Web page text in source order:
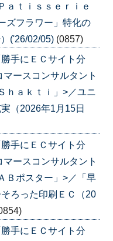
ｔｉｓｓｅｒｉｅ
ズフラワー」特化の
('26/02/05) (0857)
手にＥＣサイト分
ースコンサルタント
ａｋｔｉ」>／ユニ
（2026年1月15日
手にＥＣサイト分
ースコンサルタント
ポスター」>／「早
ろった印刷ＥＣ（20
手にＥＣサイト分